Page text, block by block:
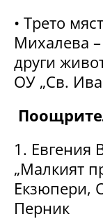
• Трето
Михалева
други
ОУ „Св.
1. Евгения
„Малкият
Екзюпери,
Перник